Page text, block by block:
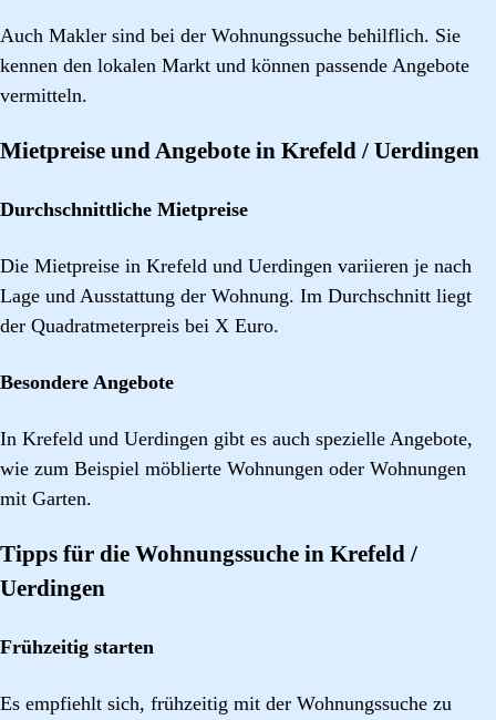
Auch Makler sind bei der Wohnungssuche behilflich. Sie
kennen den lokalen Markt und können passende Angebote
vermitteln.
Mietpreise und Angebote in Krefeld / Uerdingen
Durchschnittliche Mietpreise
Die Mietpreise in Krefeld und Uerdingen variieren je nach
Lage und Ausstattung der Wohnung. Im Durchschnitt liegt
der Quadratmeterpreis bei X Euro.
Besondere Angebote
In Krefeld und Uerdingen gibt es auch spezielle Angebote,
wie zum Beispiel möblierte Wohnungen oder Wohnungen
mit Garten.
Tipps für die Wohnungssuche in Krefeld /
Uerdingen
Frühzeitig starten
Es empfiehlt sich, frühzeitig mit der Wohnungssuche zu